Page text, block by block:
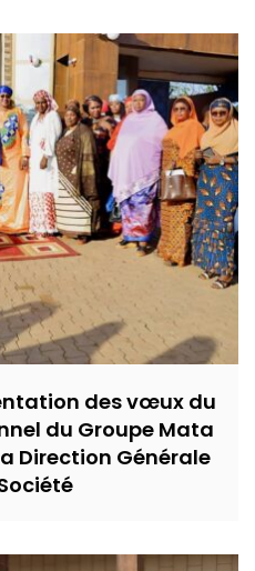
des vœux du
du Groupe Mata
Direction Générale